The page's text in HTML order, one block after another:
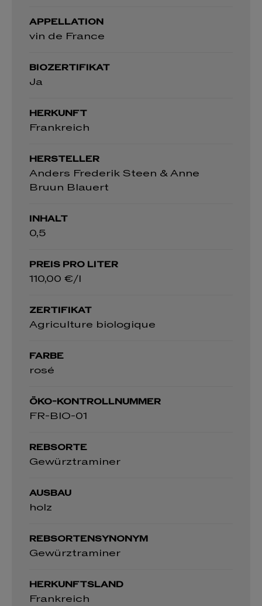
APPELLATION
vin de France
BIOZERTIFIKAT
Ja
HERKUNFT
Frankreich
HERSTELLER
Anders Frederik Steen & Anne
Bruun Blauert
INHALT
0,5
PREIS PRO LITER
110,00 €/l
ZERTIFIKAT
Agriculture biologique
FARBE
rosé
ÖKO-KONTROLLNUMMER
FR-BIO-01
REBSORTE
Gewürztraminer
AUSBAU
holz
REBSORTENSYNONYM
Gewürztraminer
HERKUNFTSLAND
Frankreich